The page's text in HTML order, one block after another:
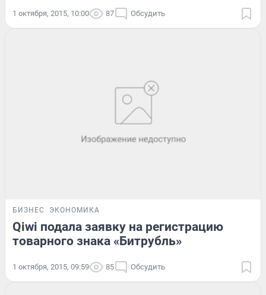
1 октября, 2015, 10:00 87 Обсудить
БИЗНЕС ЭКОНОМИКА
Qiwi подала заявку на регистрацию
товарного знака «Битрубль»
1 октября, 2015, 09:59 85 Обсудить